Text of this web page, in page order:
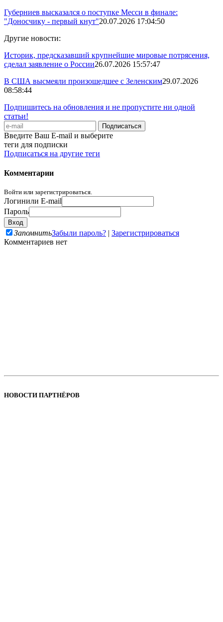
Губерниев высказался о поступке Месси в финале:
"Доносчику - первый кнут"20.07.2026 17:04:50
Другие новости:
Историк, предсказавший крупнейшие мировые потрясения,
сделал заявление о России26.07.2026 15:57:47
В США высмеяли произошедшее с Зеленским29.07.2026
08:58:44
Подпишитесь на обновления и не пропустите ни одной
статьи!
Введите Ваш E-mail и выберите
теги для подписки
Подписаться на другие теги
Комментарии
Войти или зарегистрироваться.
Логинили E-mail
Пароль
ЗапомнитьЗабыли пароль? | Зарегистрироваться
Комментариев нет
НОВОСТИ ПАРТНЁРОВ